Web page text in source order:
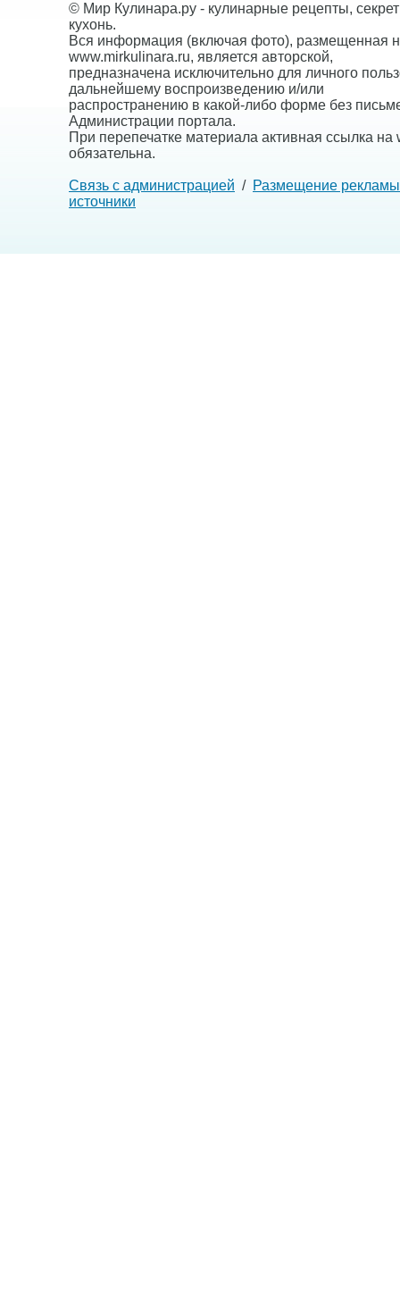
© Мир Кулинара.ру - кулинарные рецепты,
кухонь.
Вся информация (включая фото), размещенная
www.mirkulinara.ru, является авторской,
предназначена исключительно для личного
дальнейшему воспроизведению и/или
распространению в какой-либо форме без
Администрации портала.
При перепечатке материала активная ссылка на
обязательна.
Связь с администрацией / Размещение рекламы
источники